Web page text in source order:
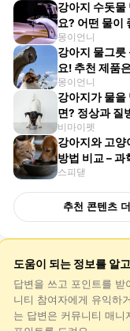
강아지 수돗물
요? 어떤 물이
몽이언니
강아지 물그릇
요! 추천 제품
몽이언니
강아지가 물을
면? 정상과 질
기
비마이펫
강아지와 고양
방법 비교 – 과
징
스피댇
추천 콘텐츠 더
도움이 되는 정보를 알
답변 을 쓰고 포인트를 받
니티 참여자에게 유익하
는 답변 은 커뮤니티 매니